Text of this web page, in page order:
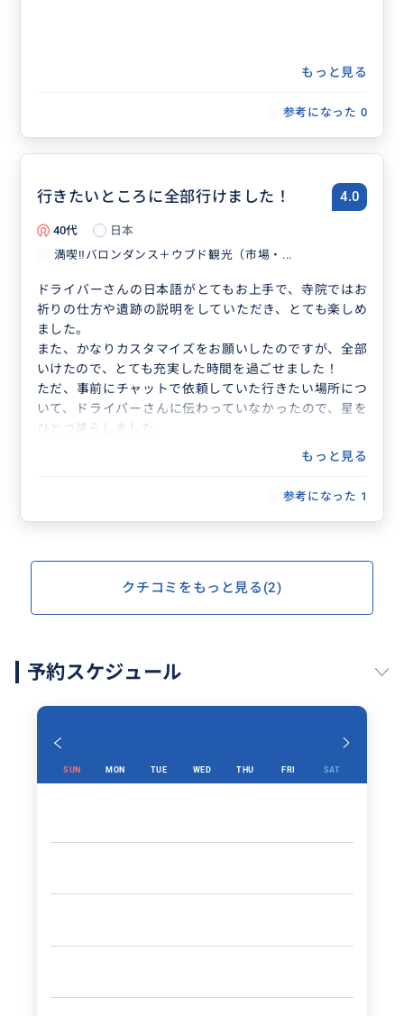
もっと見る
参考になった 0
行きたいところに全部行けました！ 4.0
40代
日本
満喫‼️バロンダンス＋ウブド観光（市場・...
ドライバーさんの日本語がとてもお上手で、寺院ではお
祈りの仕方や遺跡の説明をしていただき、とても楽しめ
ました。
また、かなりカスタマイズをお願いしたのですが、全部
いけたので、とても充実した時間を過ごせました！
ただ、事前にチャットで依頼していた行きたい場所につ
いて、ドライバーさんに伝わっていなかったので、星を
ひとつ減らしました。
もっと見る
参考になった 1
クチコミをもっと見る(2)
予約スケジュール
SUN MON TUE WED THU FRI SAT